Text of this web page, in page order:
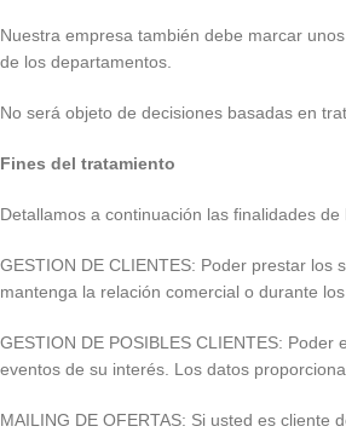
Nuestra empresa también debe marcar
de los departamentos.
No será objeto de decisiones basadas en
Fines del tratamiento
Detallamos a continuación las finalidades
GESTION DE CLIENTES: Poder prestar
mantenga la relación comercial o durante
GESTION DE POSIBLES CLIENTES:
eventos de su interés. Los datos
MAILING DE OFERTAS: Si usted es